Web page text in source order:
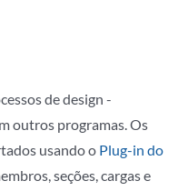
de design -
outros programas. Os
usando o Plug-in do
seções, cargas e